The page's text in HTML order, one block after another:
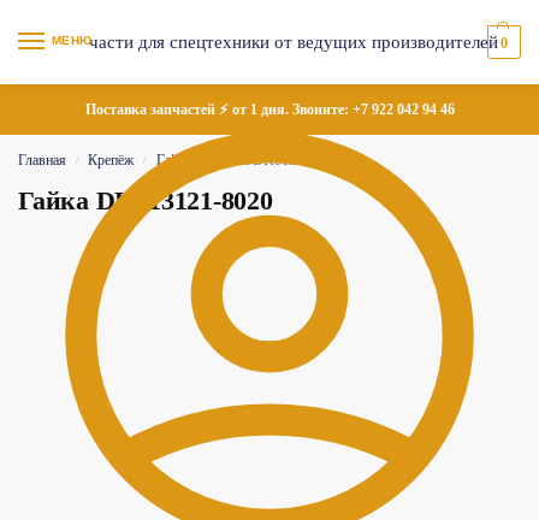
МЕНЮ 0
Поставка запчастей ⚡ от 1 дня. Звоните: +7 922 042 94 46
Главная / Крепёж / Гайки Гайка DK013121-8020
Гайка DK013121-8020